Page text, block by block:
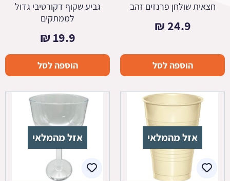
חצאית שולחן פרנזים זהב
24.9
₪
הוספה לסל
גביע שקוף דקורטיבי גדול
לממתקים
19.9
₪
הוספה לסל
אזל מהמלאי אזל מהמלאי